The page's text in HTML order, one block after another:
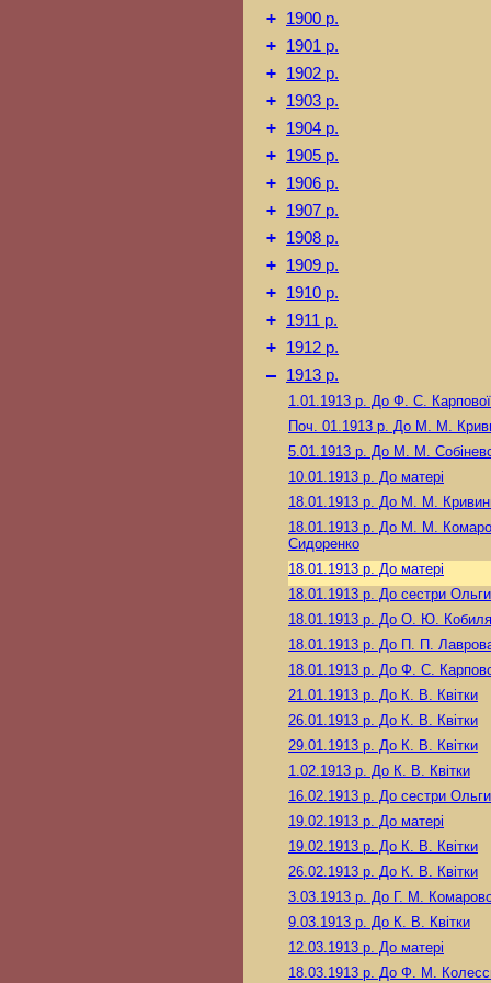
+ 1900 р.
+ 1901 р.
+ 1902 р.
+ 1903 р.
+ 1904 р.
+ 1905 р.
+ 1906 р.
+ 1907 р.
+ 1908 р.
+ 1909 р.
+ 1910 р.
+ 1911 р.
+ 1912 р.
– 1913 р.
1.01.1913 р. До Ф. С. Карпової
Поч. 01.1913 р. До М. М.
5.01.1913 р. До М. М.
10.01.1913 р. До матері
18.01.1913 р. До М. М.
18.01.1913 р. До М. М.
Сидоренко
18.01.1913 р. До матері
18.01.1913 р. До сестри Ольги
18.01.1913 р. До О. Ю.
18.01.1913 р. До П. П.
18.01.1913 р. До Ф. С.
21.01.1913 р. До К. В. Квітки
26.01.1913 р. До К. В. Квітки
29.01.1913 р. До К. В. Квітки
1.02.1913 р. До К. В. Квітки
16.02.1913 р. До сестри Ольги
19.02.1913 р. До матері
19.02.1913 р. До К. В. Квітки
26.02.1913 р. До К. В. Квітки
3.03.1913 р. До Г. М.
9.03.1913 р. До К. В. Квітки
12.03.1913 р. До матері
18.03.1913 р. До Ф. М.